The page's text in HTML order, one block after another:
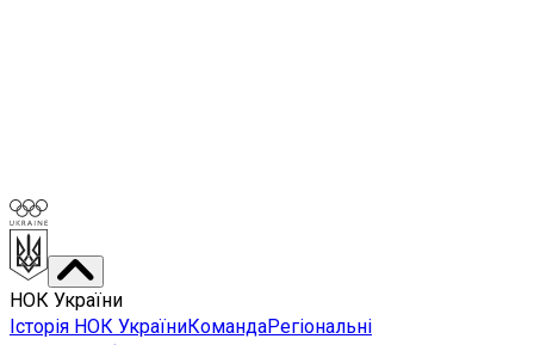
НОК України
Історія НОК УкраїниКомандаРегіональні